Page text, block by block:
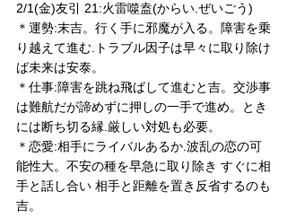
2/1(金)友引 21:火雷噬盍(からい.ぜいごう)
＊運勢:末吉。行く手に邪魔が入る。障害を乗
り越えて進む.トラブル因子は早々に取り除け
ば未来は安泰。
＊仕事:障害を跳ね飛ばして進むと吉。交渉事
は難航だが諦めずに押しの一手で進め。とき
には断ち切る縁.厳しい対処も必要。
＊恋愛:相手にライバルあるか.波乱の恋の可
能性大。不安の種を早急に取り除き すぐに相
手と話し合い 相手と距離を置き反省するのも
吉。